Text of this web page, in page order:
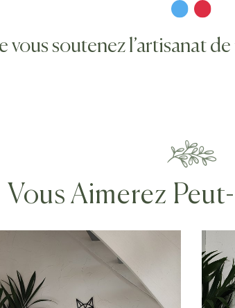
vous soutenez l’artisanat
Vous Aimerez